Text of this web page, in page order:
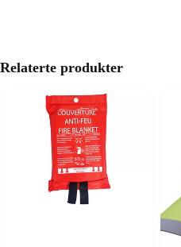
Relaterte produkter